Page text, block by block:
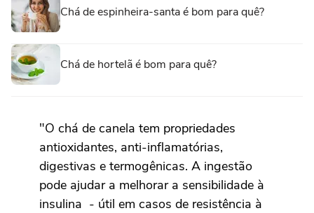
Chá de espinheira-santa é bom para quê?
Chá de hortelã é bom para quê?
"O chá de canela tem propriedades
antioxidantes, anti-inflamatórias,
digestivas e termogênicas. A ingestão
pode ajudar a melhorar a sensibilidade à
insulina - útil em casos de resistência à